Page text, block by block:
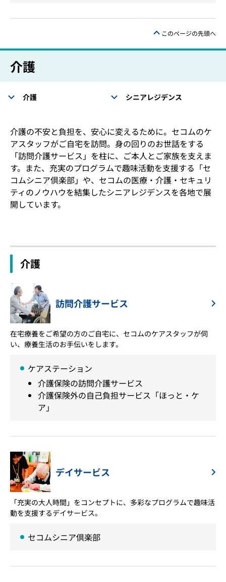
このページの先頭へ
介護
介護 シニアレジデンス
介護の不安と負担を、安心に変えるために。セコムのケ
アスタッフがご自宅を訪問。身の回りのお世話をする
「訪問介護サービス」を柱に、ご本人とご家族を支えま
す。また、充実のプログラムで趣味活動を支援する「セ
コムシニア倶楽部」や、セコムの医療・介護・セキュリ
ティのノウハウを結集したシニアレジデンスを各地で展
開しています。
介護
訪問介護サービス
在宅療養をご希望の方のご自宅に、セコムのケアスタッフが伺
い、療養生活のお手伝いをします。
ケアステーション
介護保険の訪問介護サービス
介護保険外の自己負担サービス「ほっと・ケ
ア」
デイサービス
「充実の大人時間」をコンセプトに、多彩なプログラムで趣味活
動を支援するデイサービス。
セコムシニア倶楽部